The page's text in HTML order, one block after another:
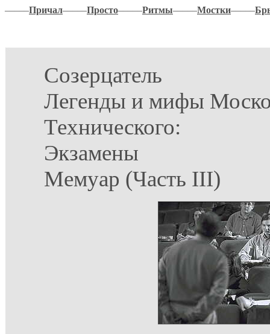
–––––Причал–––––Просто–––––Ритмы–––––Мостки–––––
Созерцатель
Легенды и мифы
Технического:
Экзамены
Мемуар (Часть III)